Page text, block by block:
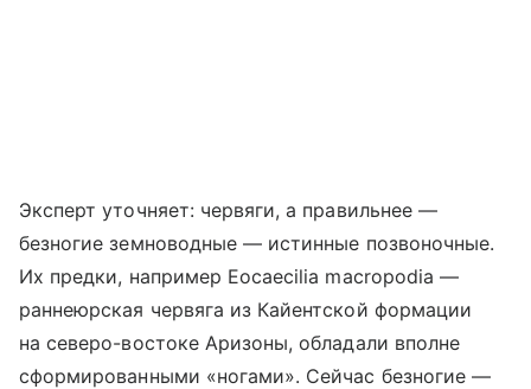
Эксперт уточняет: червяги, а правильнее —
безногие земноводные — истинные позвоночные.
Их предки, например Eocaecilia macropodia —
раннеюрская червяга из Кайентской формации
на северо-востоке Аризоны, обладали вполне
сформированными «ногами». Сейчас безногие —